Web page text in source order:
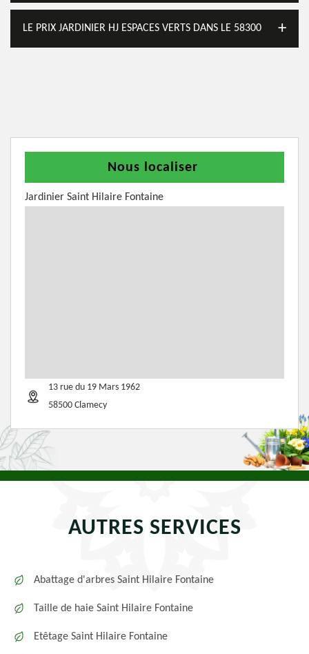
LE PRIX JARDINIER HJ ESPACES VERTS DANS LE 58300
Nous localiser
Jardinier Saint Hilaire Fontaine
13 rue du 19 Mars 1962
58500 Clamecy
AUTRES SERVICES
Abattage d'arbres Saint Hilaire Fontaine
Taille de haie Saint Hilaire Fontaine
Etêtage Saint Hilaire Fontaine